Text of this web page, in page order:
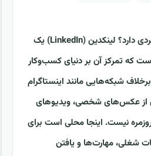
لینکدین چیست و چه کاربردی دارد؟ لینکدین (LinkedIn) یک
که تمرکز آن بر دنیای کسب‌وکار
شبکه‌هایی مانند اینستاگرام
از عکس‌های شخصی، ویدیوهای
نیست. اینجا محلی است برای
شغلی، مهارت‌ها و یافتن